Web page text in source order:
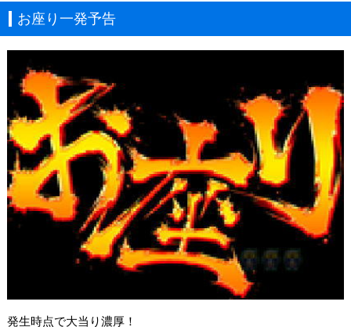
お座り一発予告
発生時点で大当り濃厚！